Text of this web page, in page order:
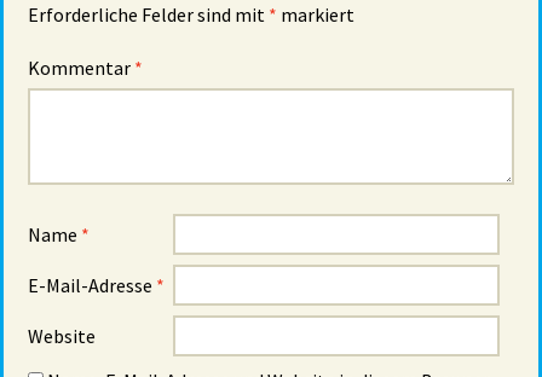
Erforderliche Felder sind mit * markiert
Kommentar *
Name *
E-Mail-Adresse *
Website